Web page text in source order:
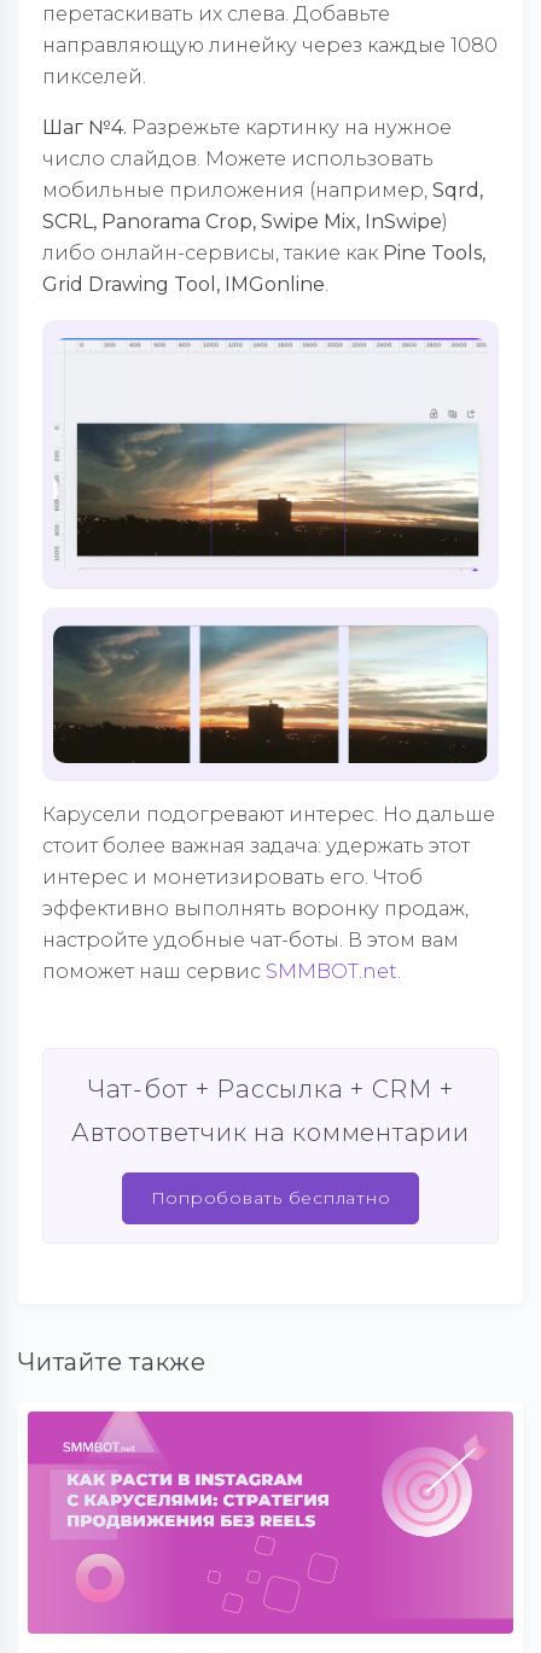
перетаскивать их слева. Добавьте
направляющую линейку через каждые 1080
пикселей.
Шаг №4. Разрежьте картинку на нужное
число слайдов. Можете использовать
мобильные приложения (например, Sqrd,
SCRL, Panorama Crop, Swipe Mix, InSwipe)
либо онлайн-сервисы, такие как Pine Tools,
Grid Drawing Tool, IMGonline
Карусели подогревают интерес. Но дальше
стоит более важная задача: удержать этот
интерес и монетизировать его. Чтоб
эффективно выполнять воронку продаж,
настройте удобные чат-боты. В этом вам
поможет наш сервис SMMBOT.net
Чат-бот + Рассылка + CRM +
Автоответчик на комментарии
Попробовать бесплатно
Читайте также